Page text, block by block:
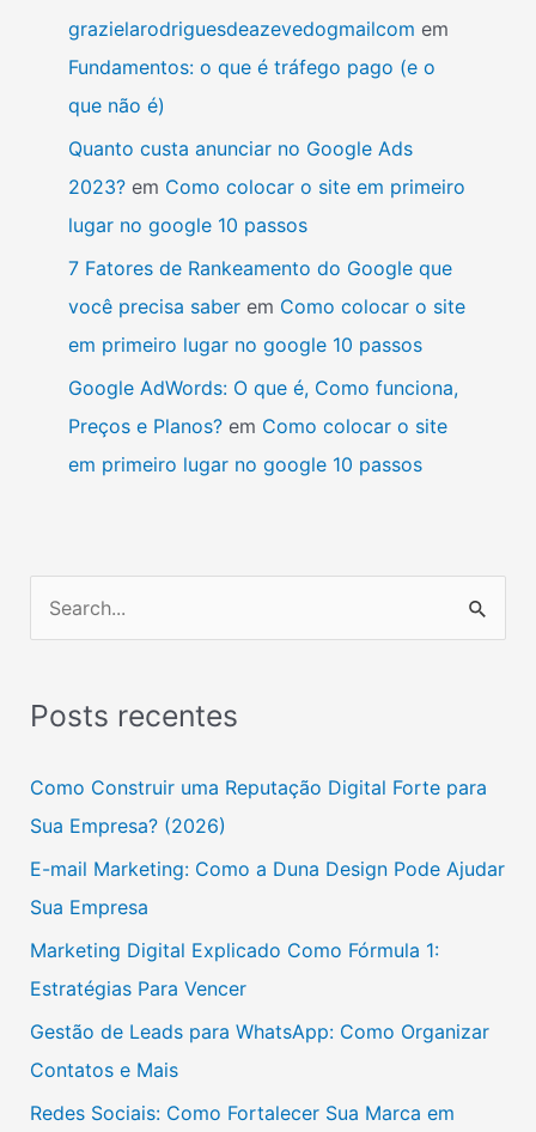
grazielarodriguesdeazevedogmailcom em
Fundamentos: o que é tráfego pago (e o
que não é)
Quanto custa anunciar no Google Ads
2023?em Como colocar o site em primeiro
lugar no google 10 passos
7 Fatores de Rankeamento do Google que
você precisa saberem Como colocar o site
em primeiro lugar no google 10 passos
Google AdWords: O que é, Como funciona,
Preços e Planos?em Como colocar o site
em primeiro lugar no google 10 passos
q
a
r
p
o
r
:
Posts recentes
Como Construir uma Reputação Digital Forte para
Sua Empresa? (2026)
E-mail Marketing: Como a Duna Design Pode Ajudar
Sua Empresa
Marketing Digital Explicado Como Fórmula 1:
Estratégias Para Vencer
Gestão de Leads para WhatsApp: Como Organizar
Contatos e Mais
Redes Sociais: Como Fortalecer Sua Marca em